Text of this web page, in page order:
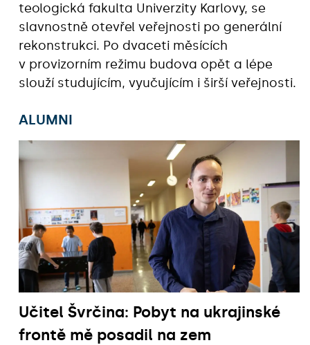
teologická fakulta Univerzity Karlovy, se
slavnostně otevřel veřejnosti po generální
rekonstrukci. Po dvaceti měsících
v provizorním režimu budova opět a lépe
slouží studujícím, vyučujícím i širší veřejnosti.
ALUMNI
Učitel Švrčina: Pobyt na ukrajinské
frontě mě posadil na zem